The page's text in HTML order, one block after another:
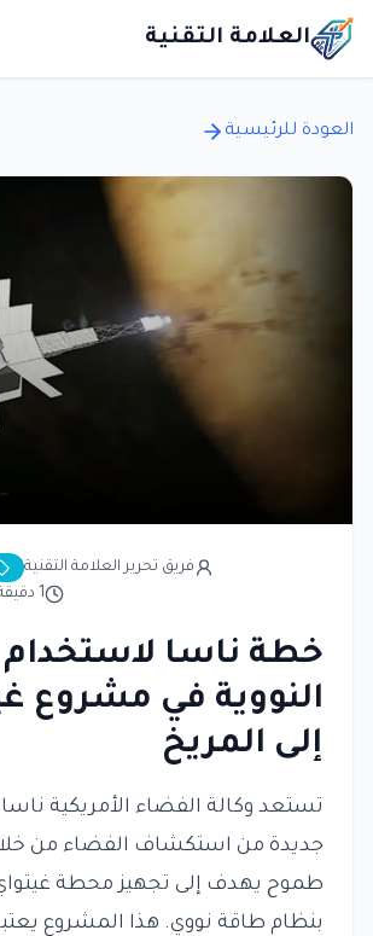
العلامة التقنية
العودة للرئيسية
فريق تحرير العلامة التقنية
1
خطة ناسا لاستخدام
النووية في مشروع
إلى المريخ
تستعد وكالة الفضاء الأمريكية
جديدة من استكشاف الفضاء من
طموح يهدف إلى تجهيز محطة
بنظام طاقة نووي. هذا المشروع